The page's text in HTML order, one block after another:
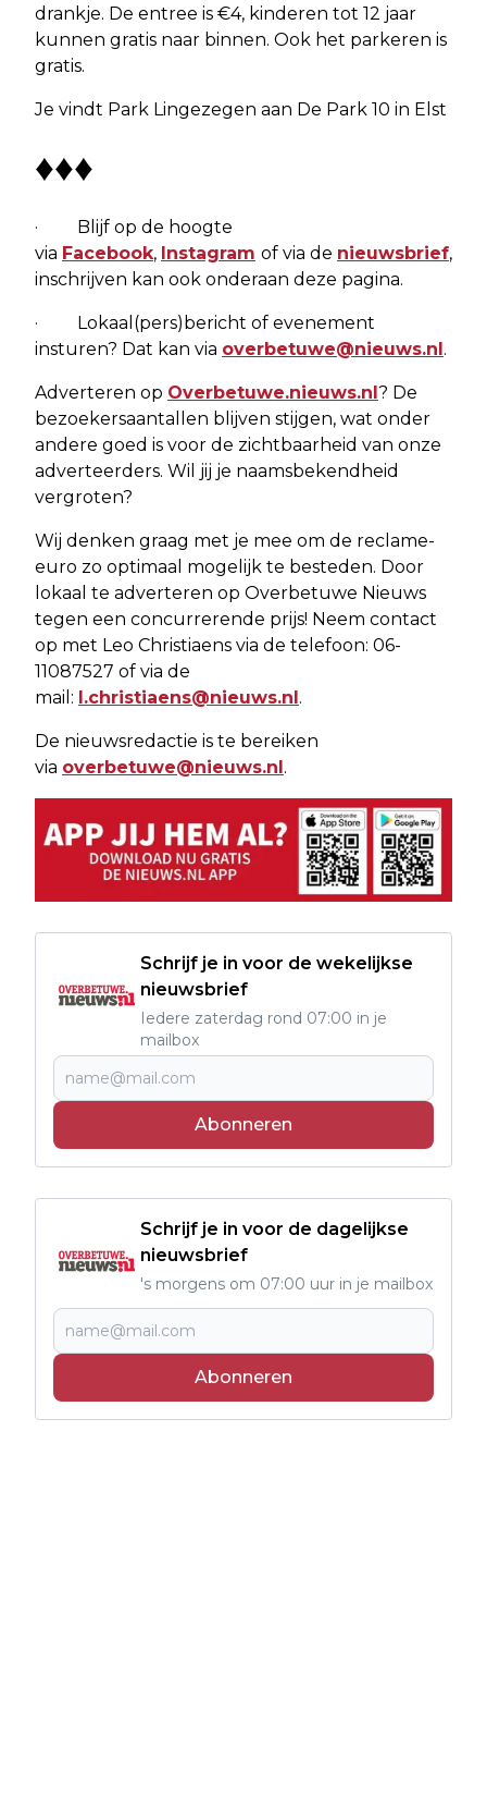
drankje. De entree is €4, kinderen tot 12 jaar
kunnen gratis naar binnen. Ook het parkeren is
gratis.
Je vindt Park Lingezegen aan De Park 10 in Elst
♦♦♦
· Blijf op de hoogte
via Facebook, Instagram of via de nieuwsbrief,
inschrijven kan ook onderaan deze pagina.
· Lokaal(pers)bericht of evenement
insturen? Dat kan via overbetuwe@nieuws.nl .
Adverteren op Overbetuwe.nieuws.nl ? De
bezoekersaantallen blijven stijgen, wat onder
andere goed is voor de zichtbaarheid van onze
adverteerders. Wil jij je naamsbekendheid
vergroten?
Wij denken graag met je mee om de reclame-
euro zo optimaal mogelijk te besteden. Door
lokaal te adverteren op Overbetuwe Nieuws
tegen een concurrerende prijs! Neem contact
op met Leo Christiaens via de telefoon: 06-
11087527 of via de
mail: l.christiaens@nieuws.nl .
De nieuwsredactie is te bereiken
via overbetuwe@nieuws.nl .
Schrijf je in voor de wekelijkse
nieuwsbrief
Iedere zaterdag rond 07:00 in je
mailbox
Abonneren
Schrijf je in voor de dagelijkse
nieuwsbrief
's morgens om 07:00 uur in je mailbox
Abonneren